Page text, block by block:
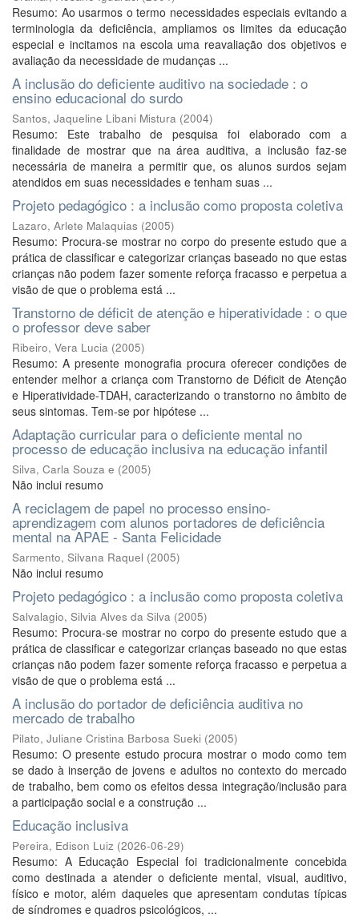
Resumo: Ao usarmos o termo necessidades especiais evitando a
terminologia da deficiência, ampliamos os limites da educação
especial e incitamos na escola uma reavaliação dos objetivos e
avaliação da necessidade de mudanças ...
A inclusão do deficiente auditivo na sociedade : o
ensino educacional do surdo
Santos, Jaqueline Libani Mistura (2004)
Resumo: Este trabalho de pesquisa foi elaborado com a
finalidade de mostrar que na área auditiva, a inclusão faz-se
necessária de maneira a permitir que, os alunos surdos sejam
atendidos em suas necessidades e tenham suas ...
Projeto pedagógico : a inclusão como proposta coletiva
Lazaro, Arlete Malaquias (2005)
Resumo: Procura-se mostrar no corpo do presente estudo que a
prática de classificar e categorizar crianças baseado no que estas
crianças não podem fazer somente reforça fracasso e perpetua a
visão de que o problema está ...
Transtorno de déficit de atenção e hiperatividade : o que
o professor deve saber
Ribeiro, Vera Lucia (2005)
Resumo: A presente monografia procura oferecer condições de
entender melhor a criança com Transtorno de Déficit de Atenção
e Hiperatividade-TDAH, caracterizando o transtorno no âmbito de
seus sintomas. Tem-se por hipótese ...
Adaptação curricular para o deficiente mental no
processo de educação inclusiva na educação infantil
Silva, Carla Souza e (2005)
Não inclui resumo
A reciclagem de papel no processo ensino-
aprendizagem com alunos portadores de deficiência
mental na APAE - Santa Felicidade
Sarmento, Silvana Raquel (2005)
Não inclui resumo
Projeto pedagógico : a inclusão como proposta coletiva
Salvalagio, Silvia Alves da Silva (2005)
Resumo: Procura-se mostrar no corpo do presente estudo que a
prática de classificar e categorizar crianças baseado no que estas
crianças não podem fazer somente reforça fracasso e perpetua a
visão de que o problema está ...
A inclusão do portador de deficiência auditiva no
mercado de trabalho
Pilato, Juliane Cristina Barbosa Sueki (2005)
Resumo: O presente estudo procura mostrar o modo como tem
se dado à inserção de jovens e adultos no contexto do mercado
de trabalho, bem como os efeitos dessa integração/inclusão para
a participação social e a construção ...
Educação inclusiva
Pereira, Edison Luiz (2026-06-29)
Resumo: A Educação Especial foi tradicionalmente concebida
como destinada a atender o deficiente mental, visual, auditivo,
físico e motor, além daqueles que apresentam condutas típicas
de síndromes e quadros psicológicos, ...